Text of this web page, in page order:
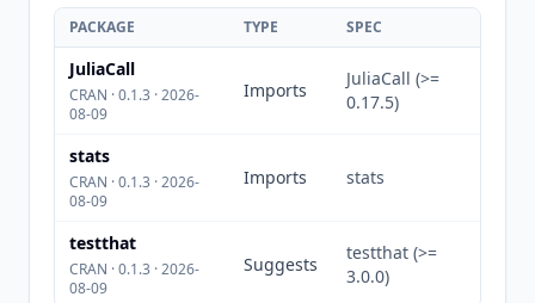
PACKAGE TYPE SPEC
JuliaCall
CRAN · 0.1.3 · 2026-
08-09
Imports
JuliaCall (>=
0.17.5)
stats
CRAN · 0.1.3 · 2026-
08-09
Imports stats
testthat
CRAN · 0.1.3 · 2026-
08-09
Suggests
testthat (>=
3.0.0)